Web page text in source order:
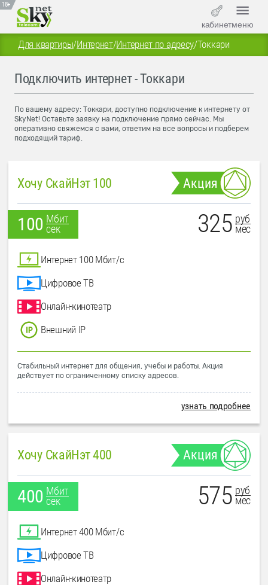
18+
кабинетменю
Для квартиры/Интернет/Интернет по адресу/Токкари
Подключить интернет - Токкари
По вашему адресу: Токкари, доступно подключение к интернету от
SkyNet! Оставьте заявку на подключение прямо сейчас. Мы
оперативно свяжемся с вами, ответим на все вопросы и подберем
подходящий тариф.
Хочу СкайНэт 100 Акция
100 Мбит
сек
325 руб
мес
Интернет 100 Мбит/с
Цифровое ТВ
Онлайн-кинотеатр
Внешний IP
Стабильный интернет для общения, учебы и работы. Акция
действует по ограниченному списку адресов.
узнать подробнее
Хочу СкайНэт 400 Акция
400 Мбит
сек
575 руб
мес
Интернет 400 Мбит/с
Цифровое ТВ
Онлайн-кинотеатр